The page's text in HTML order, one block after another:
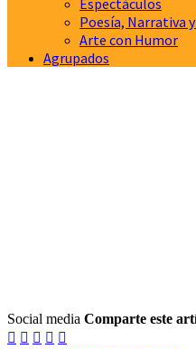
Espectáculos
Poesía, Narrativa
Arte con Humor
Agrupados
Social media Comparte este
    